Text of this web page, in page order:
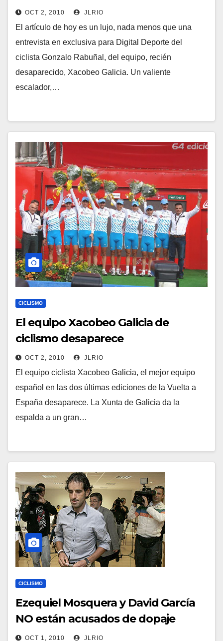
OCT 2, 2010 JLRIO
El artículo de hoy es un lujo, nada menos que una
entrevista en exclusiva para Digital Deporte del
ciclista Gonzalo Rabuñal, del equipo, recién
desaparecido, Xacobeo Galicia. Un valiente
escalador,…
CICLISMO
El equipo Xacobeo Galicia de
ciclismo desaparece
OCT 2, 2010 JLRIO
El equipo ciclista Xacobeo Galicia, el mejor equipo
español en las dos últimas ediciones de la Vuelta a
España desaparece. La Xunta de Galicia da la
espalda a un gran…
CICLISMO
Ezequiel Mosquera y David García
NO están acusados de dopaje
OCT 1, 2010 JLRIO